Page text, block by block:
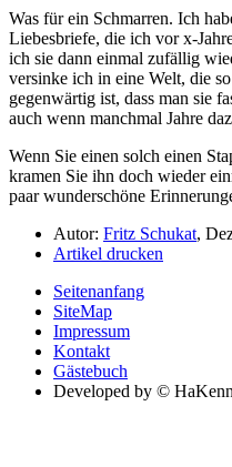
Was für ein Schmarren. Ich
Liebesbriefe, die ich vor x-
ich sie dann einmal zufällig
versinke ich in eine Welt, die
gegenwärtig ist, dass man sie
auch wenn manchmal Jahre
Wenn Sie einen solch einen
kramen Sie ihn doch wieder
paar wunderschöne
Autor: Fritz Schukat,
Artikel drucken
Seitenanfang
SiteMap
Impressum
Kontakt
Gästebuch
Developed by ©